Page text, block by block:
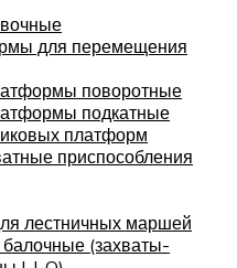
для перемещения
поворотные
подкатные
платформ
приспособления
лестничных маршей
(захваты-